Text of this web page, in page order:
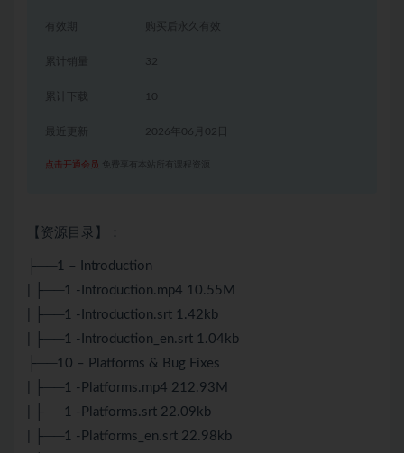
有效期 购买后永久有效
累计销量 32
累计下载 10
2026年06月02日
点击开通会员 免费享有本站所有课程资源
【资源目录】：
├──1 – Introduction
| ├──1 -Introduction.mp4 10.55M
| ├──1 -Introduction.srt 1.42kb
| ├──1 -Introduction_en.srt 1.04kb
├──10 – Platforms & Bug Fixes
| ├──1 -Platforms.mp4 212.93M
| ├──1 -Platforms.srt 22.09kb
| ├──1 -Platforms_en.srt 22.98kb